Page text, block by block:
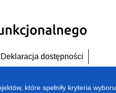
Deklaracja dostępności